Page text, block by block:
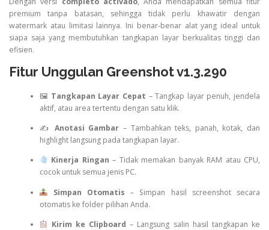
premium tanpa batasan, sehingga tidak perlu khawatir dengan
watermark atau limitasi lainnya. Ini benar-benar alat yang ideal untuk
siapa saja yang membutuhkan tangkapan layar berkualitas tinggi dan
efisien.
Fitur Unggulan Greenshot v1.3.290
🖼 Tangkapan Layar Cepat – Tangkap layar penuh, jendela
aktif, atau area tertentu dengan satu klik.
✍️ Anotasi Gambar – Tambahkan teks, panah, kotak, dan
highlight langsung pada tangkapan layar.
Kinerja Ringan – Tidak memakan banyak RAM atau CPU,
cocok untuk semua jenis PC.
Simpan Otomatis – Simpan hasil screenshot secara
otomatis ke folder pilihan Anda.
Kirim ke Clipboard – Langsung salin hasil tangkapan ke